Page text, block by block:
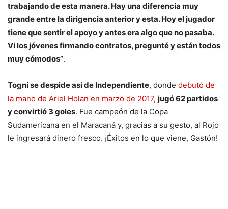
trabajando de esta manera. Hay una diferencia muy
grande entre la dirigencia anterior y esta. Hoy el jugador
tiene que sentir el apoyo y antes era algo que no pasaba.
Vi los jóvenes firmando contratos, pregunté y están todos
muy cómodos”.
Togni se despide así de Independiente, donde debutó de
la mano de Ariel Holan en marzo de 2017, jugó 62 partidos
y convirtió 3 goles. Fue campeón de la Copa
Sudamericana en el Maracaná y, gracias a su gesto, al Rojo
le ingresará dinero fresco. ¡Éxitos en lo que viene, Gastón!